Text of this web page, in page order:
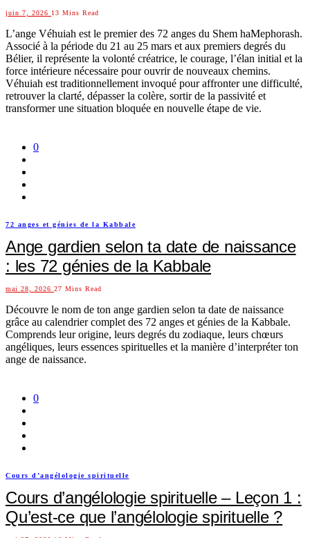
juin 7, 2026 13 Mins Read
L’ange Véhuiah est le premier des 72 anges du Shem haMephorash.
Associé à la période du 21 au 25 mars et aux premiers degrés du
Bélier, il représente la volonté créatrice, le courage, l’élan initial et la
force intérieure nécessaire pour ouvrir de nouveaux chemins.
Véhuiah est traditionnellement invoqué pour affronter une difficulté,
retrouver la clarté, dépasser la colère, sortir de la passivité et
transformer une situation bloquée en nouvelle étape de vie.
0
72 anges et génies de la Kabbale
Ange gardien selon ta date de naissance
: les 72 génies de la Kabbale
mai 28, 2026 27 Mins Read
Découvre le nom de ton ange gardien selon ta date de naissance
grâce au calendrier complet des 72 anges et génies de la Kabbale.
Comprends leur origine, leurs degrés du zodiaque, leurs chœurs
angéliques, leurs essences spirituelles et la manière d’interpréter ton
ange de naissance.
0
Cours d’angélologie spirituelle
Cours d’angélologie spirituelle – Leçon 1 :
Qu’est-ce que l’angélologie spirituelle ?